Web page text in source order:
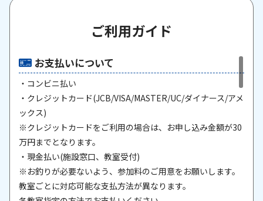
ご利用ガイド
お支払いについて
・コンビニ払い
・クレジットカード(JCB/VISA/MASTER/UC/ダイナース/アメ
ックス)
※クレジットカードをご利用の場合は、お申し込み金額が30
万円までとなります。
・現金払い(施設窓口、教室受付)
※お釣りが必要ないよう、参加料のご用意をお願いします。
教室ごとに対応可能な支払方法が異なります。